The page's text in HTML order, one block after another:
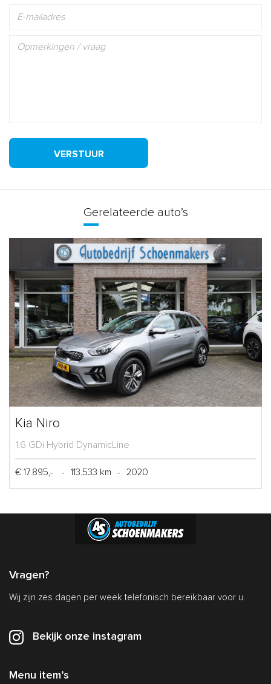
VERSTUUR
Gerelateerde auto’s
Kia Niro
1.6 GDi Hybrid DynamicLine
€ 17.895,- - 113.533 km - 2020
Vragen?
Wij zijn zes dagen per week telefonisch bereikbaar voor u.
Bekijk onze instagram
Menu item’s